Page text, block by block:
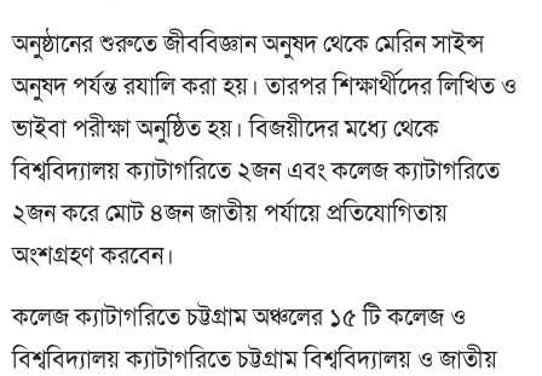
অনুষ্ঠানের শুরুতে জীববিজ্ঞান অনুষদ থেকে মেরিন সাইন্স
অনুষদ পর্যন্ত র‍যালি করা হয়। তারপর শিক্ষার্থীদের লিখিত ও
ভাইবা পরীক্ষা অনুষ্ঠিত হয়। বিজয়ীদের মধ্যে থেকে
বিশ্ববিদ্যালয় ক্যাটাগরিতে ২জন এবং কলেজ ক্যাটাগরিতে
২জন করে মোট ৪জন জাতীয় পর্যায়ে প্রতিযোগিতায়
অংশগ্রহণ করবেন।
কলেজ ক্যাটাগরিতে চট্টগ্রাম অঞ্চলের ১৫ টি কলেজ ও
বিশ্ববিদ্যালয় ক্যাটাগরিতে চট্টগ্রাম বিশ্ববিদ্যালয় ও জাতীয়